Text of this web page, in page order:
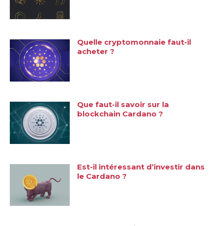
Quelle cryptomonnaie faut-il
acheter ?
Que faut-il savoir sur la
blockchain Cardano ?
Est-il intéressant d’investir dans
le Cardano ?